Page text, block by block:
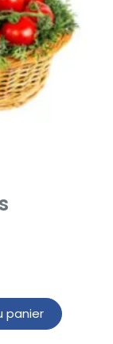
panier